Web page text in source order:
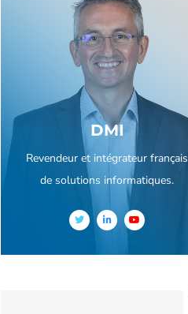
DMI
Revendeur et intégrateur français
de solutions informatiques.